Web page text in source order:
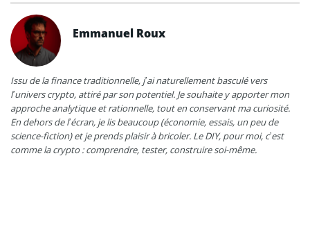
Emmanuel Roux
Issu de la finance traditionnelle, j’ai naturellement basculé vers
l’univers crypto, attiré par son potentiel. Je souhaite y apporter mon
approche analytique et rationnelle, tout en conservant ma curiosité.
En dehors de l’écran, je lis beaucoup (économie, essais, un peu de
science-fiction) et je prends plaisir à bricoler. Le DIY, pour moi, c’est
comme la crypto : comprendre, tester, construire soi-même.